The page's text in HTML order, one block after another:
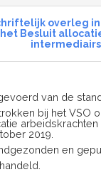
overleg
Besluit
intermediairs
van de
bij het VSO
2019.
en